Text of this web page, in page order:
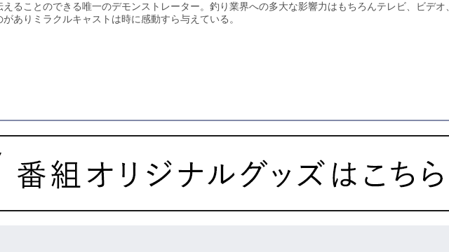
ることのできる唯一のデモンストレーター。釣り業界への多大な影響力はもちろんテレビ、ビデ
ありミラクルキャストは時に感動すら与えている。